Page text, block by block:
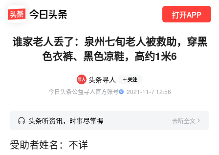
打开APP
谁家老人丢了：泉州七旬老人被救助，穿黑
色衣裤、黑色凉鞋，高约1米6
头条寻人 关注
今日头条公益寻人官方账号
  2021-11-7 12:56
头条听资讯，时事尽掌握 去听全文
受助者姓名：不详